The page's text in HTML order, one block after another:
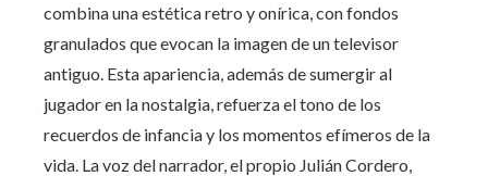
combina una estética retro y onírica, con fondos
granulados que evocan la imagen de un televisor
antiguo. Esta apariencia, además de sumergir al
jugador en la nostalgia, refuerza el tono de los
recuerdos de infancia y los momentos efímeros de la
vida. La voz del narrador, el propio Julián Cordero,